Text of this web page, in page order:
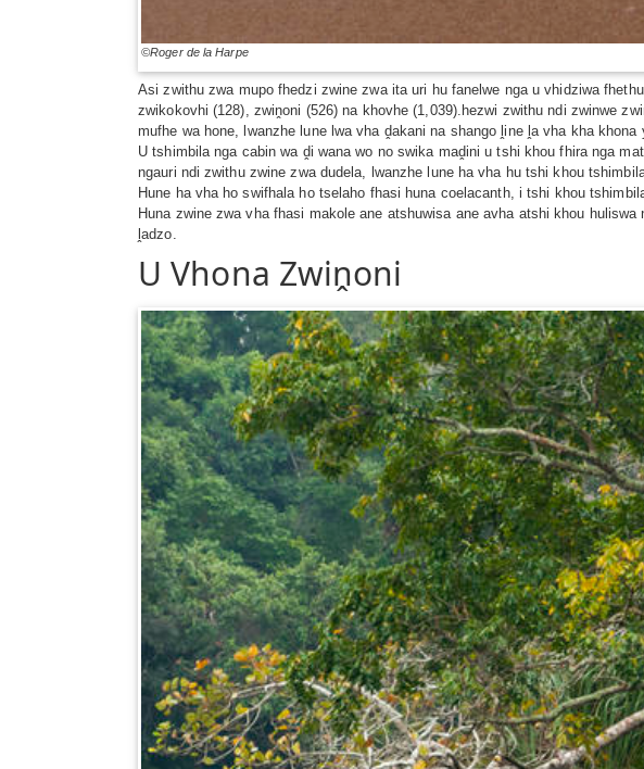
©Roger de la Harpe
Asi zwithu zwa mupo fhedzi zwine zwa ita uri hu fanelwe nga u vhidziwa
zwikokovhi (128), zwiṋoni (526) na khovhe (1,039).hezwi zwithu ndi zwinwe
mufhe wa hone, lwanzhe lune lwa vha ḓakani na shango ḽine ḽa vha kha
U tshimbila nga cabin wa ḓi wana wo no swika maḓini u tshi khou fhira nga
ngauri ndi zwithu zwine zwa dudela, lwanzhe lune ha vha hu tshi khou
Hune ha vha ho swifhala ho tselaho fhasi huna coelacanth, i tshi khou
Huna zwine zwa vha fhasi makole ane atshuwisa ane avha atshi khou
ḽadzo.
U Vhona Zwiṋoni